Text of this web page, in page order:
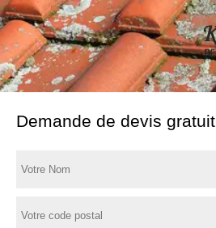
Demande de devis gratuit